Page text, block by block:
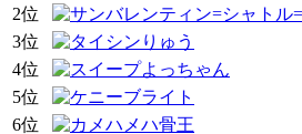
2位
3位
4位
5位
6位